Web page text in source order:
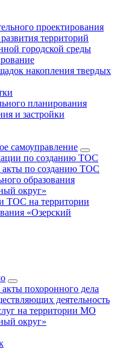
проектирования
территорий
городской среды
накопления твердых
планирования
и застройки
самоуправление
по созданию ТОС
по созданию ТОС
образования
округ»
ТОС на территории
«Озерский
похоронного дела
деятельность
на территории МО
округ»